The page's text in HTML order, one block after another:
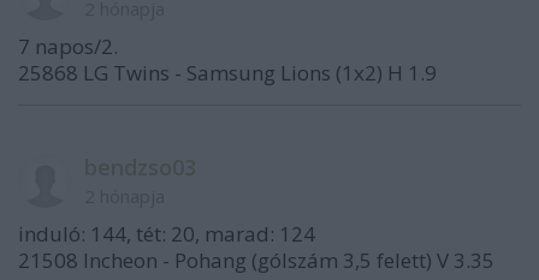
7 napos/2.
25868 LG Twins - Samsung Lions (1x2) H 1.9
induló: 144, tét: 20, marad: 124
21508 Incheon - Pohang (gólszám 3,5 felett) V 3.35